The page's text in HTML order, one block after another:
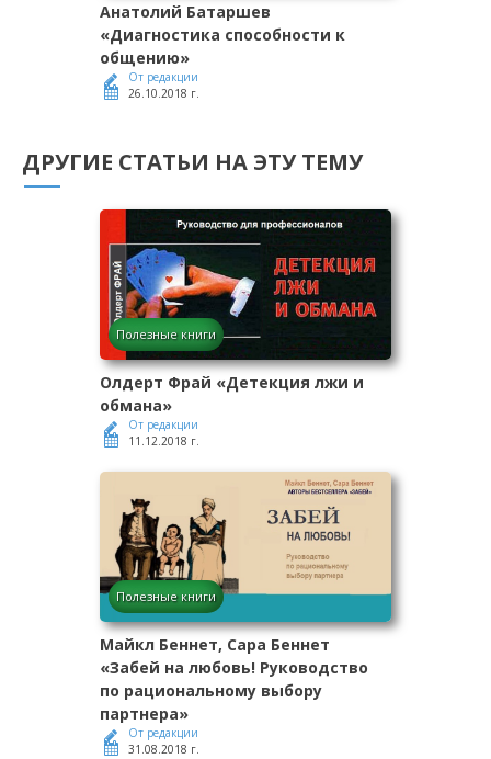
Анатолий Батаршев
«Диагностика способности к
общению»
От редакции
26.10.2018 г.
ДРУГИЕ СТАТЬИ НА ЭТУ ТЕМУ
Полезные книги
Олдерт Фрай «Детекция лжи и
обмана»
От редакции
11.12.2018 г.
Полезные книги
Майкл Беннет, Сара Беннет
«Забей на любовь! Руководство
по рациональному выбору
партнера»
От редакции
31.08.2018 г.